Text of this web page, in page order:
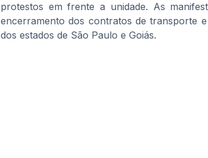
protestos em frente a unidade. As
encerramento dos contratos de transporte
dos estados de São Paulo e Goiás.